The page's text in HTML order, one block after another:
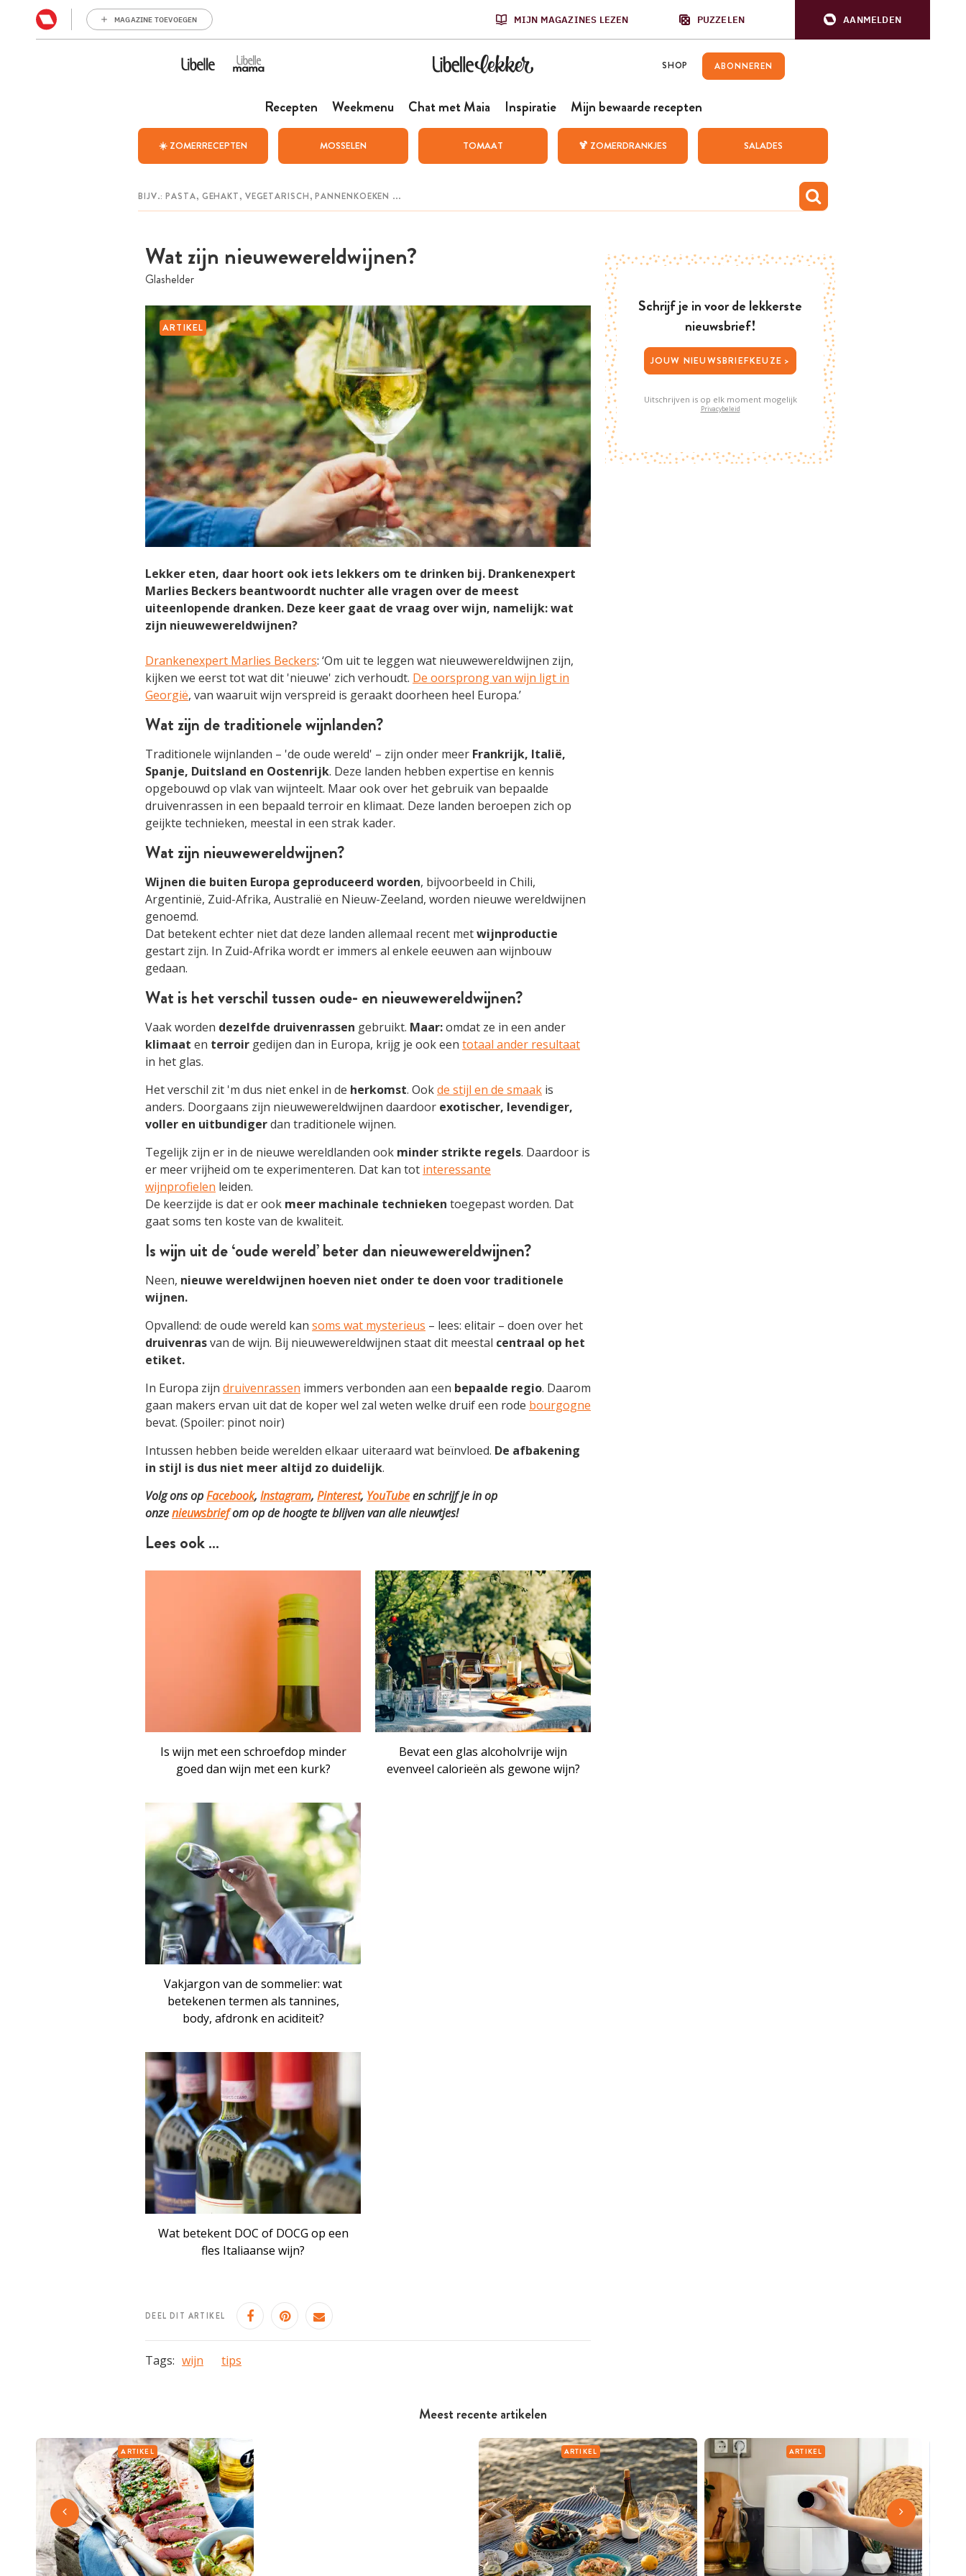
MAGAZINE TOEVOEGEN MIJN MAGAZINES LEZEN PUZZELEN AANMELDEN
SHOP ABONNEREN
Recepten Weekmenu Chat met Maia Inspiratie Mijn bewaarde recepten
☀️ ZOMERRECEPTEN MOSSELEN TOMAAT 🍹 ZOMERDRANKJES SALADES
Meest recente artikelen
ARTIKEL ARTIKEL ARTIKEL
Wat zijn nieuwewereldwijnen?
Glashelder
ARTIKEL
Lekker eten, daar hoort ook iets lekkers om te drinken bij. Drankenexpert
Marlies Beckers beantwoordt nuchter alle vragen over de meest
uiteenlopende dranken. Deze keer gaat de vraag over wijn, namelijk: wat
zijn nieuwewereldwijnen?
Drankenexpert Marlies Beckers: ‘Om uit te leggen wat nieuwewereldwijnen zijn,
kijken we eerst tot wat dit 'nieuwe' zich verhoudt. De oorsprong van wijn ligt in
Georgië, van waaruit wijn verspreid is geraakt doorheen heel Europa.’
Wat zijn de traditionele wijnlanden?
Traditionele wijnlanden – 'de oude wereld' – zijn onder meer Frankrijk, Italië,
Spanje, Duitsland en Oostenrijk. Deze landen hebben expertise en kennis
opgebouwd op vlak van wijnteelt. Maar ook over het gebruik van bepaalde
druivenrassen in een bepaald terroir en klimaat. Deze landen beroepen zich op
geijkte technieken, meestal in een strak kader.
Wat zijn nieuwewereldwijnen?
Wijnen die buiten Europa geproduceerd worden, bijvoorbeeld in Chili,
Argentinië, Zuid-Afrika, Australië en Nieuw-Zeeland, worden nieuwe wereldwijnen
genoemd.
Dat betekent echter niet dat deze landen allemaal recent metwijnproductie
gestart zijn. In Zuid-Afrika wordt er immers al enkele eeuwen aan wijnbouw
gedaan.
Wat is het verschil tussen oude- en nieuwewereldwijnen?
Vaak worden dezelfde druivenrassen gebruikt. Maar:omdat ze in een ander
klimaat en terroir gedijen dan in Europa, krijg je ook een totaal ander resultaat
in het glas.
Het verschil zit 'm dus niet enkel in de herkomst. Ookde stijl en de smaak is
anders. Doorgaans zijn nieuwewereldwijnen daardoor exotischer, levendiger,
voller en uitbundigerdan traditionele wijnen.
Tegelijk zijn er in de nieuwe wereldlanden ook minder strikte regels. Daardoor is
er meer vrijheid om te experimenteren. Dat kan tot interessante
wijnprofielen leiden.
De keerzijde is dat er ook meer machinale technieken toegepast worden. Dat
gaat soms ten koste van de kwaliteit.
Is wijn uit de ‘oude wereld’ beter dan nieuwewereldwijnen?
Neen, nieuwe wereldwijnen hoeven niet onder te doen voor traditionele
wijnen.
Opvallend: de oude wereld kan soms wat mysterieus – lees: elitair – doen over het
druivenrasvan de wijn. Bij nieuwewereldwijnen staat dit meestal centraal op het
etiket.
In Europa zijn druivenrassen immers verbonden aan een bepaalde regio. Daarom
gaan makers ervan uit dat de koper wel zal weten welke druif een rode bourgogne
bevat. (Spoiler: pinot noir)
Intussen hebben beide werelden elkaar uiteraard wat beïnvloed. De afbakening
in stijl is dus niet meer altijd zo duidelijk.
Volg ons opFacebook, Instagram, Pinterest, YouTubeen schrijf je in op
onzenieuwsbriefom op de hoogte te blijven van alle nieuwtjes!
Lees ook …
Is wijn met een schroefdop minder
goed dan wijn met een kurk?
Bevat een glas alcoholvrije wijn
evenveel calorieën als gewone wijn?
Vakjargon van de sommelier: wat
betekenen termen als tannines,
body, afdronk en aciditeit?
Wat betekent DOC of DOCG op een
fles Italiaanse wijn?
DEEL DIT ARTIKEL
Tags: wijn tips
Schrijf je in voor de lekkerste
nieuwsbrief!
JOUW NIEUWSBRIEFKEUZE >
Uitschrijven is op elk moment mogelijk
Privacybeleid